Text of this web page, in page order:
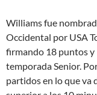
Williams fue
Occidental por USA
firmando 18 puntos y
temporada Senior.
partidos en lo que va